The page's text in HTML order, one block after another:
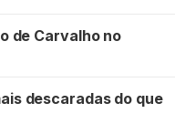
de Carvalho no
descaradas do que